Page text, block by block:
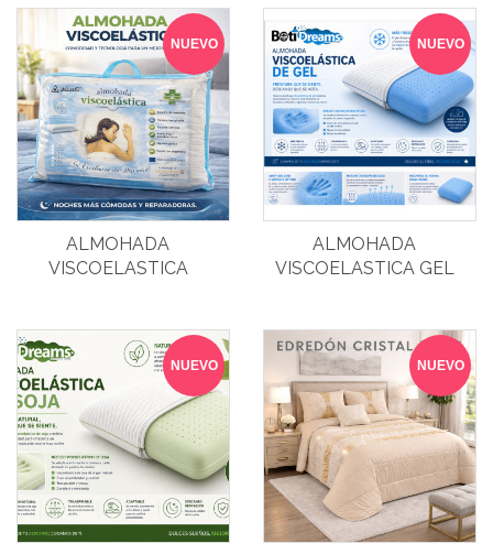
NUEVO
ALMOHADA
VISCOELASTICA
NUEVO
ALMOHADA
VISCOELASTICA GEL
NUEVO NUEVO